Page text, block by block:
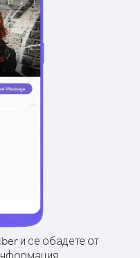
и се обадете от